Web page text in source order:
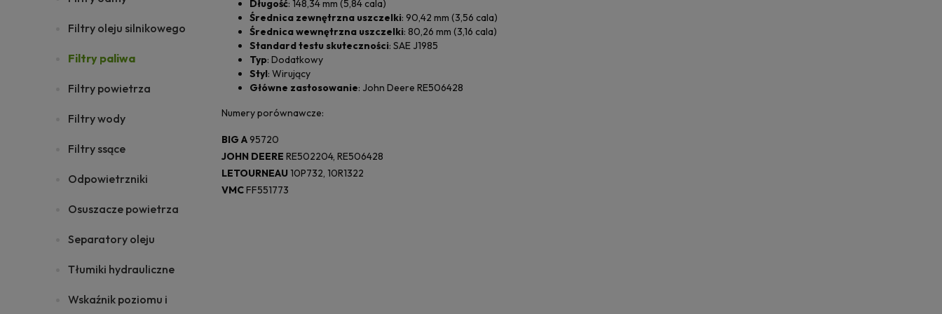
Filtry oleju silnikowego
Filtry paliwa
Filtry powietrza
Filtry wody
Filtry ssące
Odpowietrzniki
Osuszacze powietrza
Separatory oleju
Tłumiki hydrauliczne
Wskaźnik poziomu i
Długość: 148,34 mm (5,84 cala)
Średnica zewnętrzna uszczelki: 90,42 mm (3,56 cala)
Średnica wewnętrzna uszczelki: 80,26 mm (3,16 cala)
Standard testu skuteczności: SAE J1985
Typ: Dodatkowy
Styl: Wirujący
Główne zastosowanie: John Deere RE506428
Numery porównawcze:
BIG A95720
JOHN DEERE RE502204, RE506428
LETOURNEAU 10P732, 10R1322
VMCFF551773